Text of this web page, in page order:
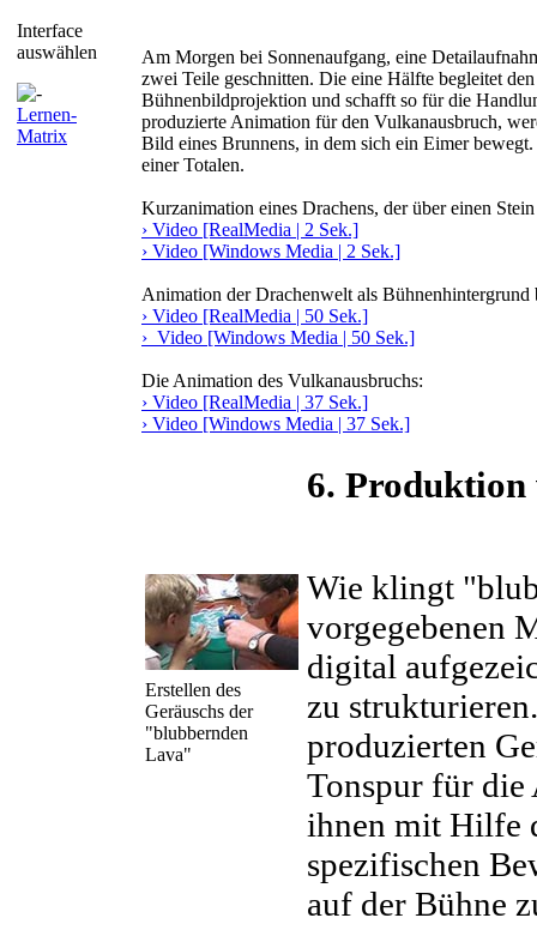
Interface
auswählen
Lernen-
Matrix
Am Morgen bei Sonnenaufgang, eine
zwei Teile geschnitten. Die eine Hälfte begleitet
Bühnenbildprojektion und schafft so für die
produzierte Animation für den Vulkanausbruch,
Bild eines Brunnens, in dem sich ein Eimer
einer Totalen.
Kurzanimation eines Drachens, der über einen
› Video [RealMedia | 2 Sek.]
› Video [Windows Media | 2 Sek.]
Animation der Drachenwelt als
› Video [RealMedia | 50 Sek.]
› Video [Windows Media | 50 Sek.]
Die Animation des Vulkanausbruchs:
› Video [RealMedia | 37 Sek.]
› Video [Windows Media | 37 Sek.]
Erstellen des
Geräuschs der
"blubbernden
Lava"
6. Produktion
Wie klingt
vorgegebenen
digital
zu
produzierten
Tonspur für die
ihnen mit Hilfe
spezifischen
auf der Bühne